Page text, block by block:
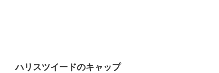
ハリスツイードのキャップ